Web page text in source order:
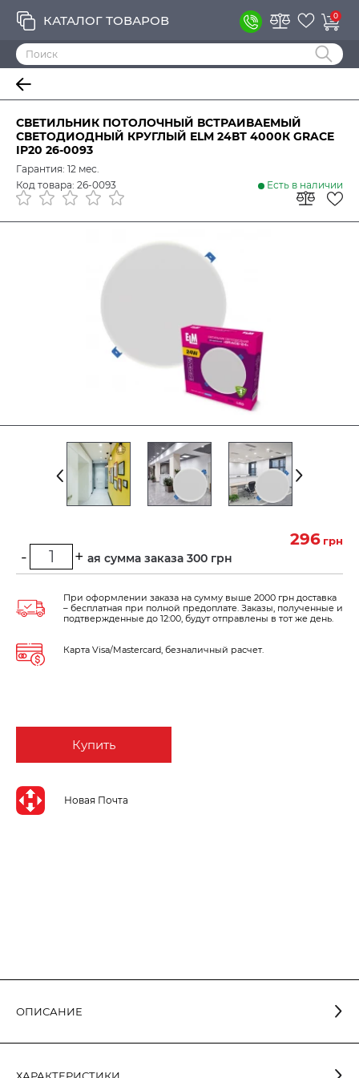
КАТАЛОГ ТОВАРОВ 0
СВЕТИЛЬНИК ПОТОЛОЧНЫЙ ВСТРАИВАЕМЫЙ
СВЕТОДИОДНЫЙ КРУГЛЫЙ ELM 24ВТ 4000К GRACE
IP20 26-0093
ОПИСАНИЕ
Гарантия: 12 мес.
Код товара: 26-0093
Есть в наличии
296 грн
Минимальная сумма заказа 300 грн
- +
Купить
Новая Почта
При оформлении заказа на сумму выше 2000 грн доставка
– бесплатная при полной предоплате. Заказы, полученные и
подтвержденные до 12:00, будут отправлены в тот же день.
Карта Visa/Mastercard, безналичный расчет.